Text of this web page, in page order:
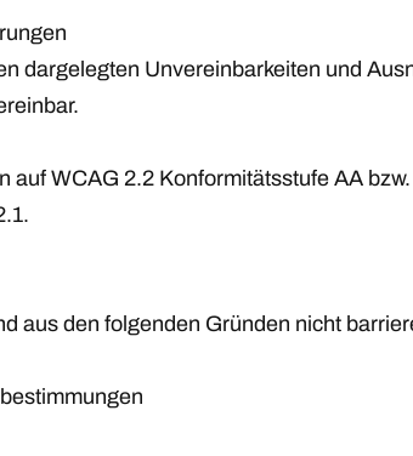
dargelegten Unvereinbarkeiten und
auf WCAG 2.2 Konformitätsstufe AA
aus den folgenden Gründen nicht